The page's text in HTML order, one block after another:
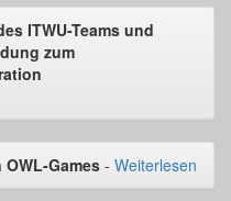
ITWU-Teams und
zum
Games - Weiterlesen